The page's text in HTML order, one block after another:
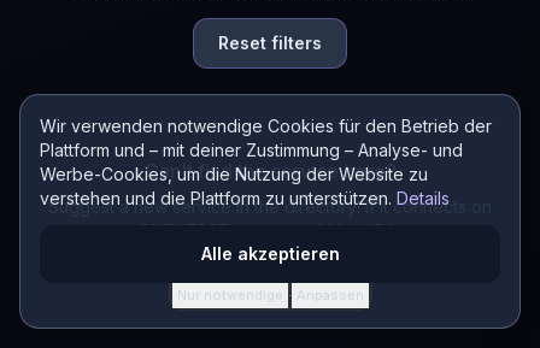
Wir verwenden notwendige Cookies für den Betrieb der
Plattform und – mit deiner Zustimmung – Analyse- und
Werbe-Cookies, um die Nutzung der Website zu
verstehen und die Plattform zu unterstützen. Details
Alle akzeptieren
Nur notwendige · Anpassen
Reset filters
Can't find the service here?
Suggest a new service in the directory! If it connects on
BIKEVERSE, you earn 200 AURA.
Suggest a service